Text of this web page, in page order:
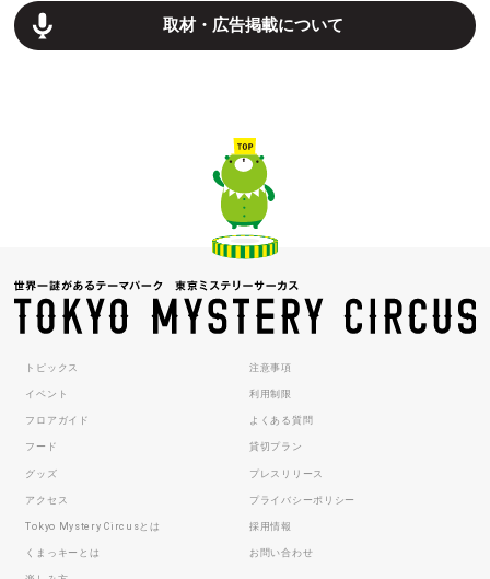
取材・広告掲載について
トピックス
イベント
フロアガイド
フード
グッズ
アクセス
Tokyo Mystery Circusとは
くまっキーとは
注意事項
利用制限
よくある質問
貸切プラン
プレスリリース
プライバシーポリシー
採用情報
お問い合わせ